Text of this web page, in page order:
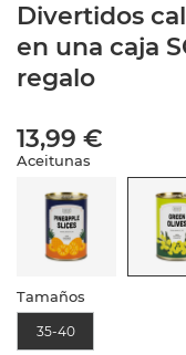
Divertidos
en una caja
regalo
13,99 €
Aceitunas
Tamaños
35-40